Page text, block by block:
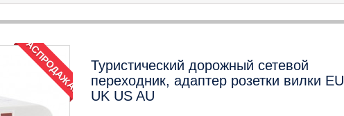
РАСПРОДАЖА!
Туристический дорожный сетевой
переходник, адаптер розетки вилки EU
UK US AU